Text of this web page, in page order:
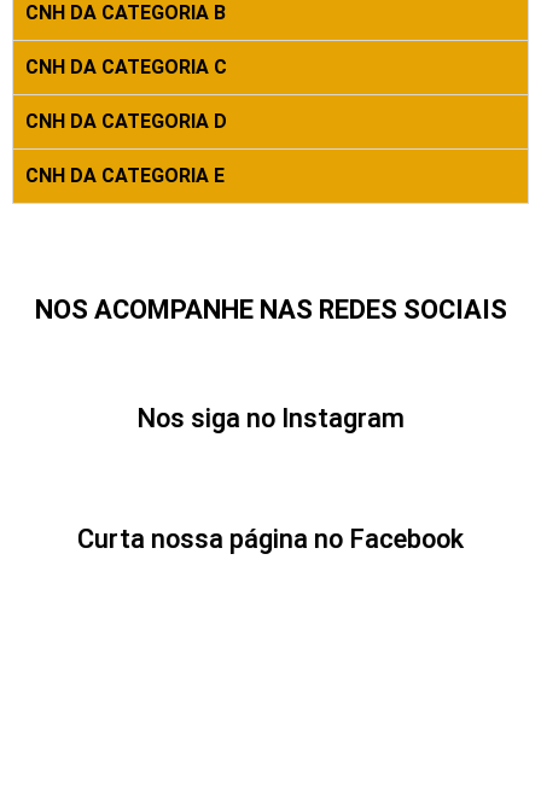
CNH DA CATEGORIA B
CNH DA CATEGORIA C
CNH DA CATEGORIA D
CNH DA CATEGORIA E
NOS ACOMPANHE NAS REDES SOCIAIS
Nos siga no Instagram
Curta nossa página no Facebook